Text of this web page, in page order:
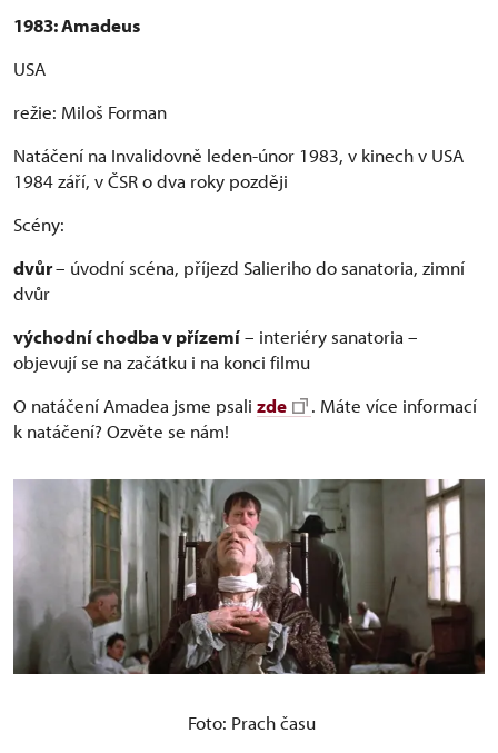
1983: Amadeus
USA
režie: Miloš Forman
Natáčení na Invalidovně leden-únor 1983, v kinech v USA
1984 září, v ČSR o dva roky později
Scény:
dvůr– úvodní scéna, příjezd Salieriho do sanatoria, zimní
dvůr
východní chodba v přízemí– interiéry sanatoria –
objevují se na začátku i na konci filmu
O natáčení Amadea jsme psali zde
. Máte více informací
k natáčení? Ozvěte se nám!
Foto: Prach času